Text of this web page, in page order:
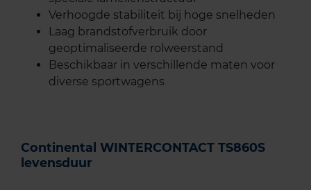
Verhoogde stabiliteit bij hoge snelheden
Laag brandstofverbruik door
geoptimaliseerde rolweerstand
Beschikbaar in verschillende maten voor
diverse sportwagens
Continental WINTERCONTACT TS860S
levensduur